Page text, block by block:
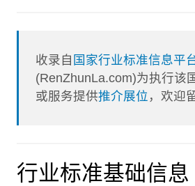
收录自 国家行业标准信息平
(RenZhunLa.com)为执行该
或服务提供推介展位 ，欢迎
行业标准基础信息